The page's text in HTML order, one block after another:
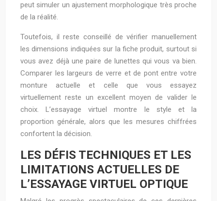
peut simuler un ajustement morphologique très proche
de la réalité.
Toutefois, il reste conseillé de vérifier manuellement
les dimensions indiquées sur la fiche produit, surtout si
vous avez déjà une paire de lunettes qui vous va bien.
Comparer les largeurs de verre et de pont entre votre
monture actuelle et celle que vous essayez
virtuellement reste un excellent moyen de valider le
choix. L’essayage virtuel montre le style et la
proportion générale, alors que les mesures chiffrées
confortent la décision.
LES DÉFIS TECHNIQUES ET LES
LIMITATIONS ACTUELLES DE
L’ESSAYAGE VIRTUEL OPTIQUE